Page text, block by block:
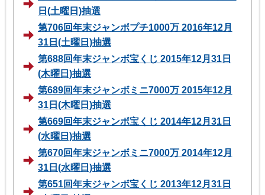
日(土曜日)抽選
第706回年末ジャンボプチ1000万 2016年12月
31日(土曜日)抽選
第688回年末ジャンボ宝くじ 2015年12月31日
(木曜日)抽選
第689回年末ジャンボミニ7000万 2015年12月
31日(木曜日)抽選
第669回年末ジャンボ宝くじ 2014年12月31日
(水曜日)抽選
第670回年末ジャンボミニ7000万 2014年12月
31日(水曜日)抽選
第651回年末ジャンボ宝くじ 2013年12月31日